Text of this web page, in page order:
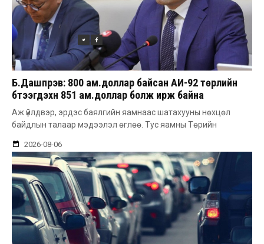
Б.Дашпүрэв: 800 ам.доллар байсан АИ-92 төрлийн
бүтээгдэхүүн 851 ам.доллар болж ирж байна
Аж үйлдвэр, эрдэс баялгийн яамнаас шатахууны нөхцөл
байдлын талаар мэдээлэл өглөө. Тус яамны Төрийн
2026-08-06